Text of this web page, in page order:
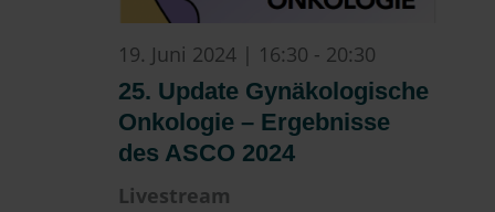
25. Update Gynäkologische
Onkologie – Ergebnisse
des ASCO 2024
19. Juni 2024 | 16:30 - 20:30
Livestream